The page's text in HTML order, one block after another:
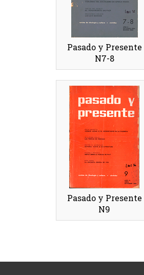
Pasado y Presente
N7-8
Pasado y Presente
N9